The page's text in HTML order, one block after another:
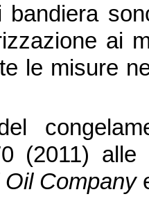
bandiera
ai
le misure
(2011)
Company